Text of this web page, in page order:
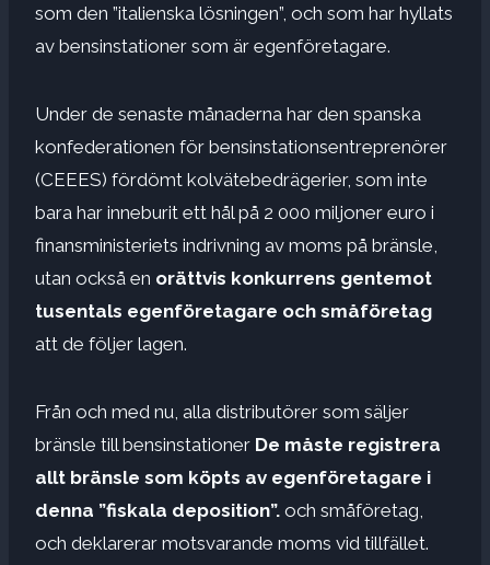
som den ”italienska lösningen”, och som har hyllats
av bensinstationer som är egenföretagare.
Under de senaste månaderna har den spanska
konfederationen för bensinstationsentreprenörer
(CEEES) fördömt kolvätebedrägerier, som inte
bara har inneburit ett hål på 2 000 miljoner euro i
finansministeriets indrivning av moms på bränsle,
utan också en orättvis konkurrens gentemot
tusentals egenföretagare och småföretag
att de följer lagen.
Från och med nu, alla distributörer som säljer
bränsle till bensinstationer De måste registrera
allt bränsle som köpts av egenföretagare i
denna ”fiskala deposition”. och småföretag,
och deklarerar motsvarande moms vid tillfället.